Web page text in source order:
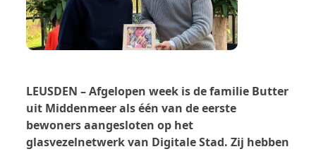
LEUSDEN – Afgelopen week is de familie Butter
uit Middenmeer als één van de eerste
bewoners aangesloten op het
glasvezelnetwerk van Digitale Stad. Zij hebben